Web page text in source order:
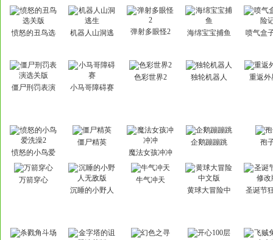
愤怒的丑鸟选
机器人山洞逃
弹射多眼怪2 海绵宝宝捕鱼
喷气盒
僵尸刑罚表演
小马哥障碍赛
色彩世界2 独轮机器人 重返外
愤怒的小鸟爱
僵尸精英
魔法女孩冲冲
企鹅蹦蹦跳 孢
万箭穿心
沉睡的小野人
牛气冲天
黄球大冒险中
圣诞节